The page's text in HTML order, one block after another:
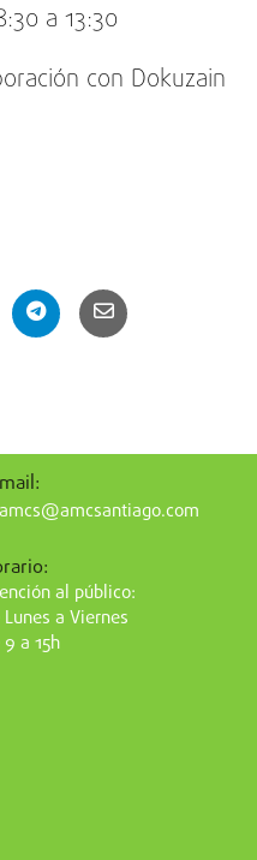
a 13:30
con Dokuzain
amcs@amcsantiago.com
al público:
Lunes a Viernes
a 15h